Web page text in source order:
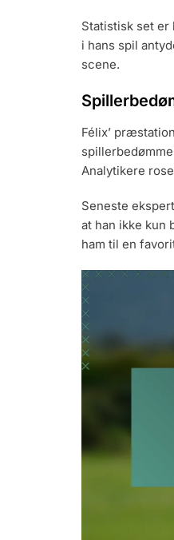
Statistisk set er
i hans spil
scene.
Félix’
Analytikere
Seneste
at han ikke kun
ham til en